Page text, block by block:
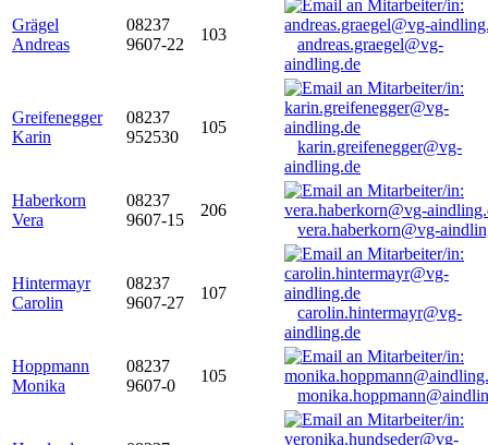
Grägel
Andreas
08237
9607-22
103
andreas.graegel@vg-
aindling.de
Greifenegger
Karin
08237
952530
105
karin.greifenegger@vg-
aindling.de
Haberkorn
Vera
08237
9607-15
206
vera.haberkorn@vg-
Hintermayr
Carolin
08237
9607-27
107
carolin.hintermayr@vg-
aindling.de
Hoppmann
Monika
08237
9607-0
105